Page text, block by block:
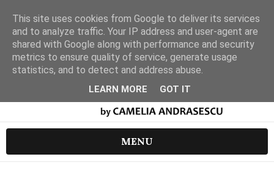
MENU
This site uses cookies from Google to deliver its services
and to analyze traffic. Your IP address and user-agent are
shared with Google along with performance and security
metrics to ensure quality of service, generate usage
statistics, and to detect and address abuse.
LEARN MORE GOT IT